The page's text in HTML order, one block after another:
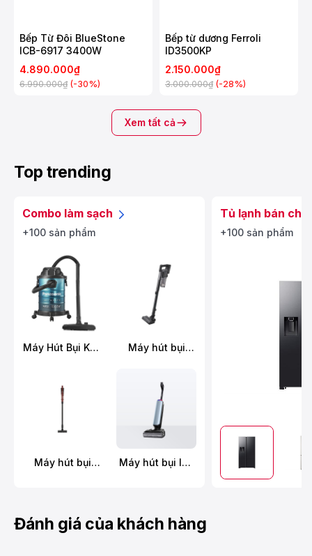
Bếp Từ Đôi BlueStone
ICB-6917 3400W
4.890.000₫
6.990.000₫ (-30%)
Bếp từ dương Ferroli
ID3500KP
2.150.000₫
3.000.000₫ (-28%)
Xem tất cả
Top trending
Combo làm sạch
+100 sản phẩm
Máy Hút Bụi Khô
YW603AN49
Máy hút bụi
SBR70K946
Máy hút bụi
Máy hút bụi lau
Prime
Tủ lạnh bán
+100 sản phẩm
Đánh giá của khách hàng